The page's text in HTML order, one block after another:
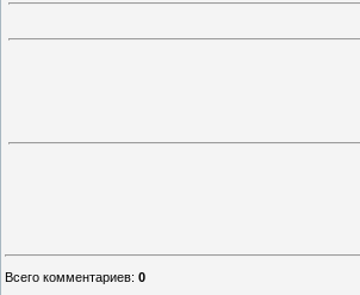
Всего комментариев: 0